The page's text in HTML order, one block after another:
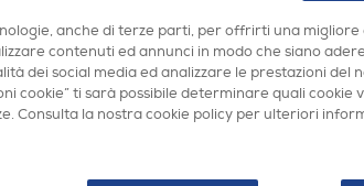
INVIA
anche di terze parti, per offrirti una migliore
contenuti ed annunci in modo che siano
dei social media ed analizzare le prestazioni del
cookie” ti sarà possibile determinare quali cookie
Consulta la nostra cookie policy per ulteriori